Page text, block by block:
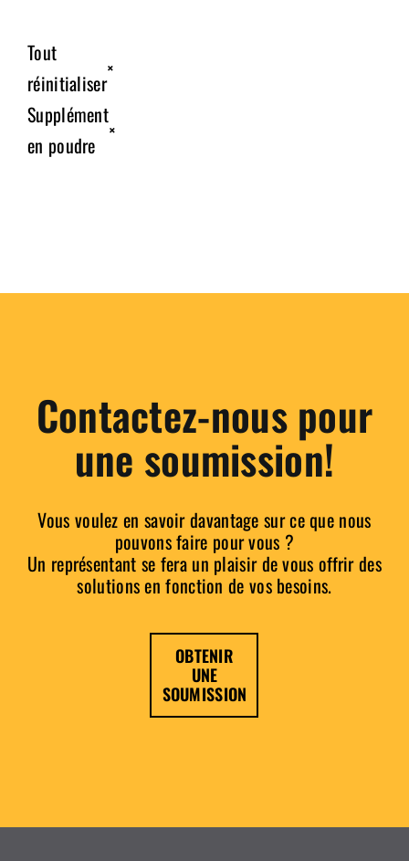
Tout
réinitialiser
×
Supplément
en poudre
×
Contactez-nous pour
une soumission!
Vous voulez en savoir davantage sur ce que nous
pouvons faire pour vous ?
Un représentant se fera un plaisir de vous offrir des
solutions en fonction de vos besoins.
OBTENIR
UNE
SOUMISSION